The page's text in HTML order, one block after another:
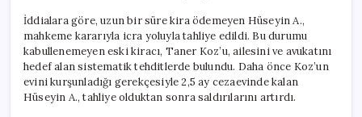
İddialara göre, uzun bir süre kira ödemeyen Hüseyin A.,
mahkeme kararıyla icra yoluyla tahliye edildi. Bu durumu
kabullenemeyen eski kiracı, Taner Koz’u, ailesini ve avukatını
hedef alan sistematik tehditlerde bulundu. Daha önce Koz’un
evini kurşunladığı gerekçesiyle 2,5 ay cezaevinde kalan
Hüseyin A., tahliye olduktan sonra saldırılarını artırdı.